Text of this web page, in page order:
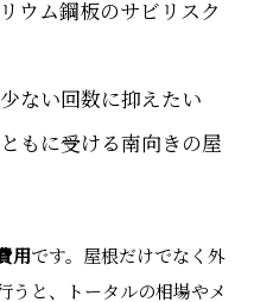
ウム鋼板のサビリスク
ない回数に抑えたい
もに受ける南向きの屋
用です。屋根だけでなく外
うと、トータルの相場やメ